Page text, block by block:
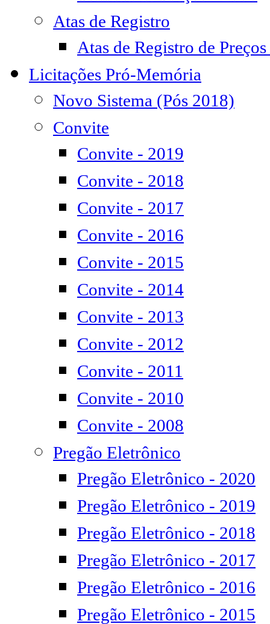
Atas de Registro
Atas de Registro de
Licitações Pró-Memória
Novo Sistema (Pós 2018)
Convite
Convite - 2019
Convite - 2018
Convite - 2017
Convite - 2016
Convite - 2015
Convite - 2014
Convite - 2013
Convite - 2012
Convite - 2011
Convite - 2010
Convite - 2008
Pregão Eletrônico
Pregão Eletrônico - 2020
Pregão Eletrônico - 2019
Pregão Eletrônico - 2018
Pregão Eletrônico - 2017
Pregão Eletrônico - 2016
Pregão Eletrônico - 2015